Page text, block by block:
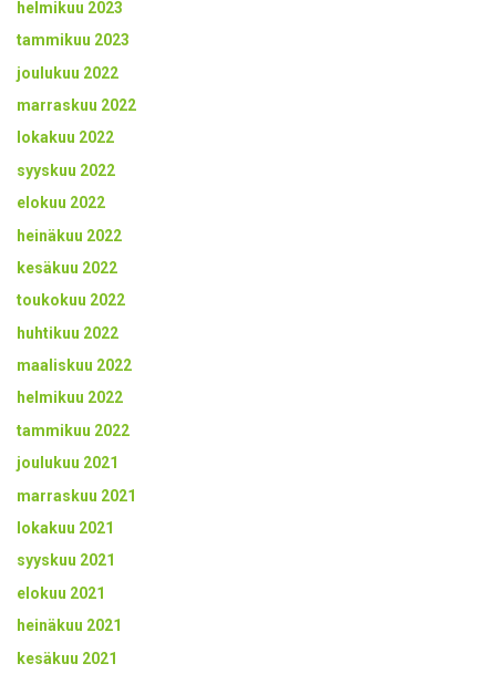
helmikuu 2023
tammikuu 2023
joulukuu 2022
marraskuu 2022
lokakuu 2022
syyskuu 2022
elokuu 2022
heinäkuu 2022
kesäkuu 2022
toukokuu 2022
huhtikuu 2022
maaliskuu 2022
helmikuu 2022
tammikuu 2022
joulukuu 2021
marraskuu 2021
lokakuu 2021
syyskuu 2021
elokuu 2021
heinäkuu 2021
kesäkuu 2021